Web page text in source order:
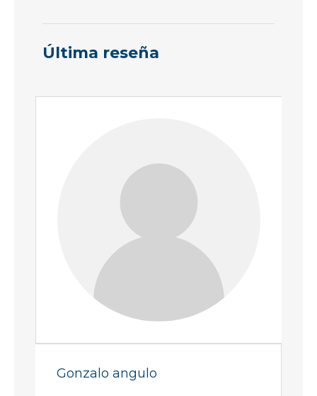
Última reseña
Gonzalo angulo